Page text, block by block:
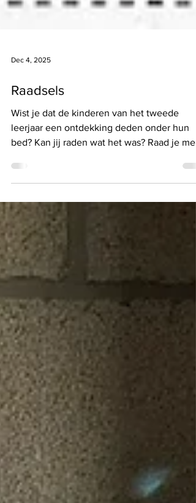
Raadsels
Wist je dat de kinderen van het tweede
leerjaar een ontdekking deden onder hun
bed? Kan jij raden wat het was? Raad je